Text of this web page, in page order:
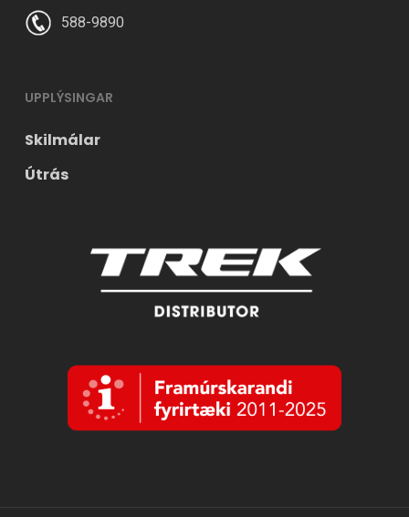
588-9890
UPPLÝSINGAR
Skilmálar
Útrás